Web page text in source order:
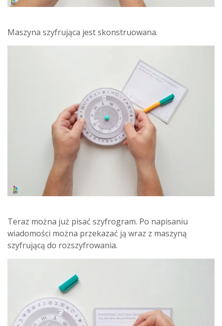
Maszyna szyfrująca jest skonstruowana.
Teraz można już pisać szyfrogram. Po napisaniu
wiadomości można przekazać ją wraz z maszyną
szyfrującą do rozszyfrowania.